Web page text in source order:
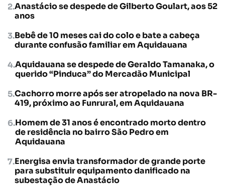
Anastácio se despede de Gilberto Goulart, aos 52
anos
Bebê de 10 meses cai do colo e bate a cabeça
durante confusão familiar em Aquidauana
Aquidauana se despede de Geraldo Tamanaka, o
querido “Pinduca” do Mercadão Municipal
Cachorro morre após ser atropelado na nova BR-
419, próximo ao Funrural, em Aquidauana
Homem de 31 anos é encontrado morto dentro
de residência no bairro São Pedro em
Aquidauana
Energisa envia transformador de grande porte
para substituir equipamento danificado na
subestação de Anastácio